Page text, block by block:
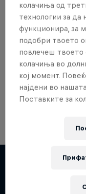
Сакаш
Red Bull
On track and off road,
Повеќе
колачиња од
технологии за да
функционира, за
подобри твоето
повлечеш
колачиња во
кој момент.
најдени во нашата
Поставките за